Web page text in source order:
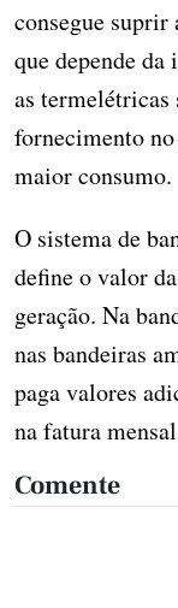
consegue
que depende
as
fornecimento
maior consumo.
O sistema de
define o valor
geração. Na
nas bandeiras
paga valores
na fatura
Comente